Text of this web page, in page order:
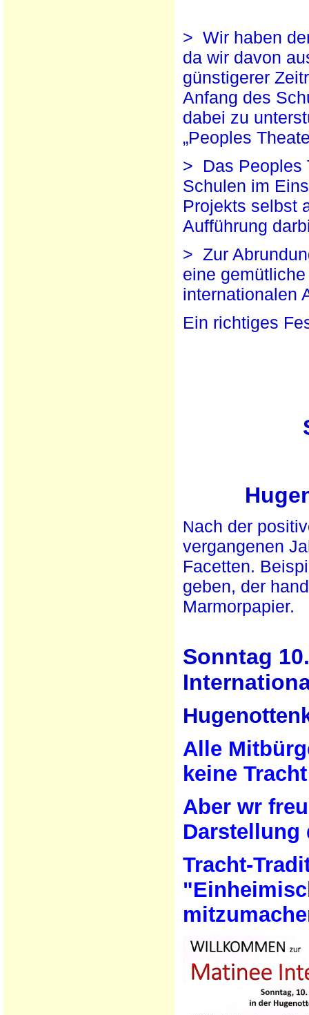
> Wir haben
da wir davon
günstigerer
Anfang des
dabei zu
„Peoples
> Das Peoples
Schulen im
Projekts selbst
Aufführung
> Zur
eine
internationalen
Ein richtiges
Nach der
vergangenen
Facetten.
geben, der
Marmorpapier.
Sonntag
Alle
keine
Aber wr
Darstellung
Tracht-